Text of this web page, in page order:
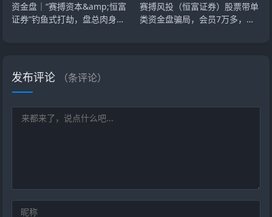
资金盘｜“赛搏资本&amp;恒富
证券”钓鱼式打劫，盘总肉身在
赛搏风投（恒富证券）股票带单
类资金盘骗局，会员7万多，操
发布评论 （条评论）